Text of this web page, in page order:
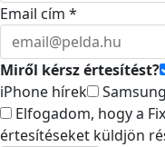
Email cím *
Miről kérsz értesítést?
iPhone hírek
Elfogadom, hogy a
értesítéseket küldjön